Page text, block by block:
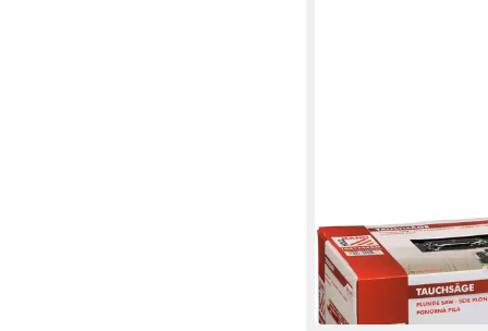
Akku-Stichsäge
TAS165PRO
ab 184,81 €
in 2-3 Werktagen bei dir